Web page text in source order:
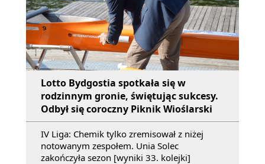
Lotto Bydgostia spotkała się w
rodzinnym gronie, świętując sukcesy.
Odbył się coroczny Piknik Wioślarski
IV Liga: Chemik tylko zremisował z niżej
notowanym zespołem. Unia Solec
zakończyła sezon [wyniki 33. kolejki]